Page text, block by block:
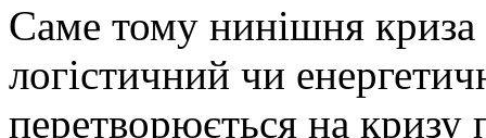
Саме тому нинішня криза
логістичний чи
перетворюється на кризу